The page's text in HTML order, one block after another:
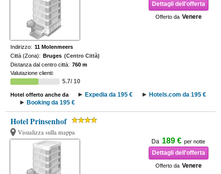
Dettagli dell'offerta
Offerto da Venere
Indirizzo: 11 Molenmeers
Città (Zona): Bruges (Centro Città)
Distanza dal centro città: 760 m
Valutazione clienti:
5.7/ 10
Hotel offerto anche da Expedia da 195 €
Hotels.com da 195 €
Booking da 195 €
Hotel Prinsenhof
Visualizza sulla mappa
Da 189 € per notte
Dettagli dell'offerta
Offerto da Venere